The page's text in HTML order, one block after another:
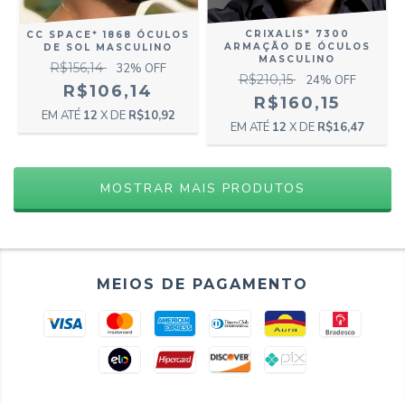
CC SPACE* 1868 ÓCULOS
DE SOL MASCULINO
R$156,14 32% OFF
R$106,14
12 X DE R$10,92
CRIXALIS* 7300
ARMAÇÃO DE ÓCULOS
MASCULINO
R$210,15 24% OFF
R$160,15
12 X DE R$16,47
MOSTRAR MAIS PRODUTOS
MEIOS DE PAGAMENTO